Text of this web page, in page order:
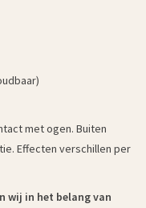
met ogen. Buiten
Effecten verschillen per
wij in het belang van